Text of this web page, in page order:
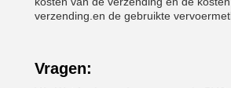
verzending.en de gebruikte
Vragen: